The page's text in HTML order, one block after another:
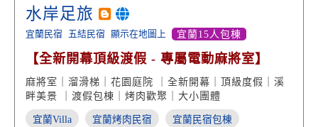
水岸足旅
宜蘭民宿 五結民宿 顯示在地圖上 宜蘭15人包棟
【全新開幕頂級渡假 - 專屬電動麻將室】
麻將室｜溜滑梯｜花園庭院 ｜全新開幕｜頂級度假｜溪
畔美景 ｜渡假包棟｜烤肉歡聚｜大小團體
宜蘭Villa 宜蘭烤肉民宿 宜蘭民宿包棟